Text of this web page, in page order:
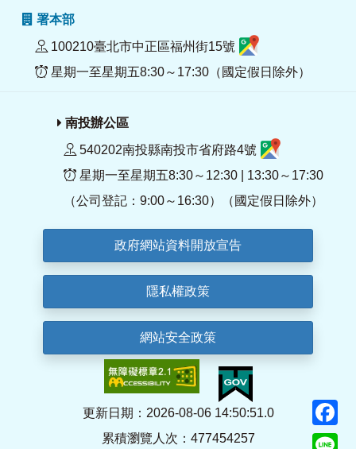
署本部
100210臺北市中正區福州街15號
星期一至星期五8:30～17:30（國定假日除外）
南投辦公區
540202南投縣南投市省府路4號
星期一至星期五8:30～12:30 | 13:30～17:30
（公司登記：9:00～16:30）（國定假日除外）
政府網站資料開放宣告
隱私權政策
網站安全政策
更新日期：2026-08-06 14:50:51.0
累積瀏覽人次：477454257